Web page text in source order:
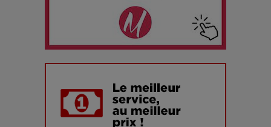
Les dessous de la fast fashion : un désastre écologique en
7 Techniques Secrètes des Photographes de Stars
Adieu Jean-Pat : rire au bord du précipice